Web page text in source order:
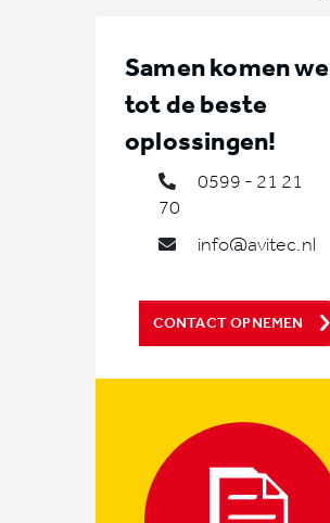
Samen komen we
tot de beste
oplossingen!
0599 - 21 21
70
info@avitec.nl
CONTACT OPNEMEN